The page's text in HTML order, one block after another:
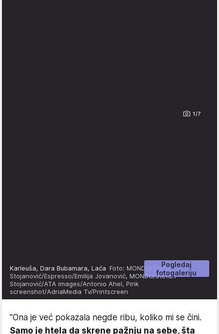
1/7
Pogledaj
fotogaleriju
Karleuša, Dara Bubamara, Laća Foto: MONDO/Stefan
Stojanović/Espresso/Emilija Jovanović, MONDO/Stefan
Stojanović/ATA images/Antonio Ahel, Pink
screenshot/AdriaMedia Tv/Printscreen
"Ona je već pokazala negde ribu, koliko mi se čini.
Samo je htela da skrene pažnju na sebe, šta